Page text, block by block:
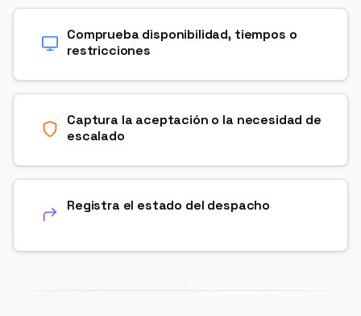
Comprueba disponibilidad, tiempos o
restricciones
Captura la aceptación o la necesidad de
escalado
Registra el estado del despacho